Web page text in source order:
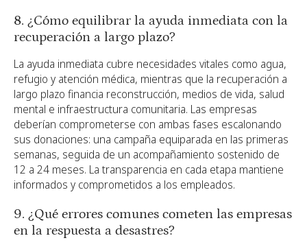
8. ¿Cómo equilibrar la ayuda inmediata con la
recuperación a largo plazo?
La ayuda inmediata cubre necesidades vitales como agua,
refugio y atención médica, mientras que la recuperación a
largo plazo financia reconstrucción, medios de vida, salud
mental e infraestructura comunitaria. Las empresas
deberían comprometerse con ambas fases escalonando
sus donaciones: una campaña equiparada en las primeras
semanas, seguida de un acompañamiento sostenido de
12 a 24 meses. La transparencia en cada etapa mantiene
informados y comprometidos a los empleados.
9. ¿Qué errores comunes cometen las empresas
en la respuesta a desastres?